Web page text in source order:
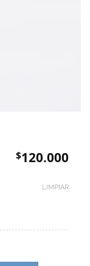
$120.000
LIMPIAR